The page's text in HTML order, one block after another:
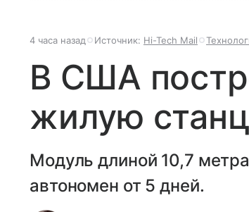
4 часа назад Источник: Hi-Tech Mail
В США
жилую
Модуль длиной 10,7
автономен от 5 дней.